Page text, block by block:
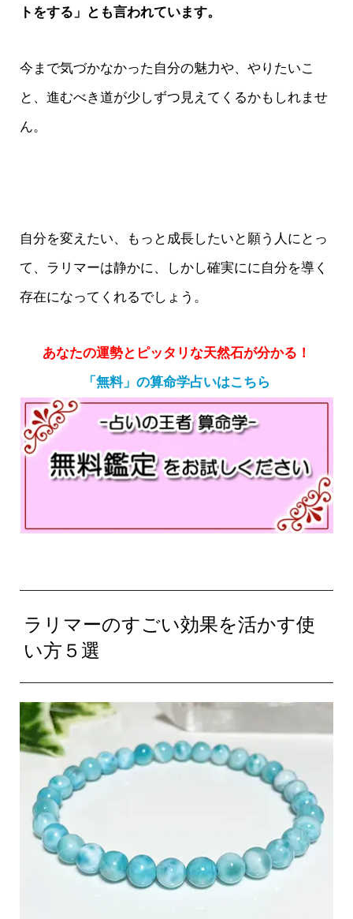
トをする」とも言われています。
今まで気づかなかった自分の魅力や、やりたいこ
と、進むべき道が少しずつ見えてくるかもしれませ
ん。
自分を変えたい、もっと成長したいと願う人にとっ
て、ラリマーは静かに、しかし確実にに自分を導く
存在になってくれるでしょう。
あなたの運勢とピッタリな天然石が分かる！
「無料」の算命学占いはこちら
ラリマーのすごい効果を活かす使
い方５選